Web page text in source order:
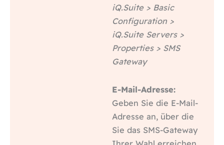
iQ.Suite > Basic
Configuration >
iQ.Suite Servers >
Properties > SMS
Gateway
E-Mail-Adresse:
Geben Sie die E-Mail-
Adresse an, über die
Sie das SMS-Gateway